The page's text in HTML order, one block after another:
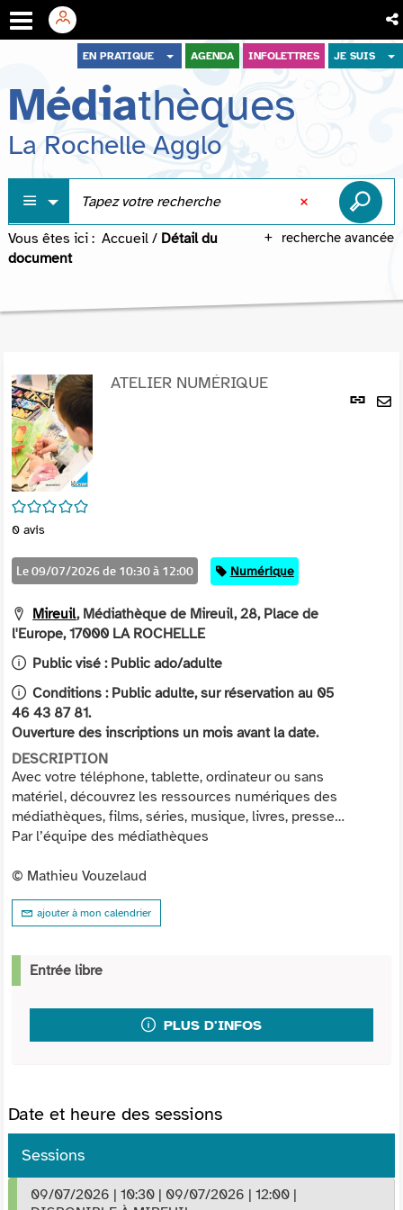
menu
contenu
recherche
EN PRATIQUE AGENDA INFOLETTRES JE SUIS
Médiathèques
La Rochelle Agglo
recherche avancée
Vous êtes ici : Accueil / Détail du
document
Lien
/5
0 avis
ATELIER NUMÉRIQUE
Le 09/07/2026 de 10:30 à 12:00 Catégorie
Numérique
Mireuil, Médiathèque de Mireuil, 28, Place de
l'Europe, 17000 LA ROCHELLE
Public visé : Public ado/adulte
Conditions : Public adulte, sur réservation au 05
46 43 87 81.
Ouverture des inscriptions un mois avant la date.
DESCRIPTION
Avec votre téléphone, tablette, ordinateur ou sans
matériel, découvrez les ressources numériques des
médiathèques, films, séries, musique, livres, presse…
Par l’équipe des médiathèques
© Mathieu Vouzelaud
ajouter à mon calendrier
Entrée libre
PLUS D'INFOS
Date et heure des sessions
Sessions
09/07/2026 | 10:30 | 09/07/2026 | 12:00 |